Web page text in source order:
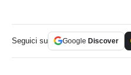
Seguici su Google Discover